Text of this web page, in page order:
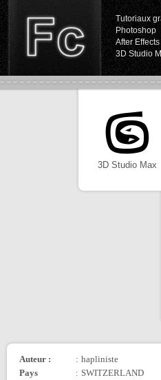
Tutoriaux
Photoshop
After Effects
3D Studio
3D Studio Max
Auteur : : hapliniste
Pays
: SWITZERLAND